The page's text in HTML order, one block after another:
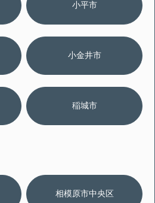
小平市
小金井市
稲城市
相模原市中央区